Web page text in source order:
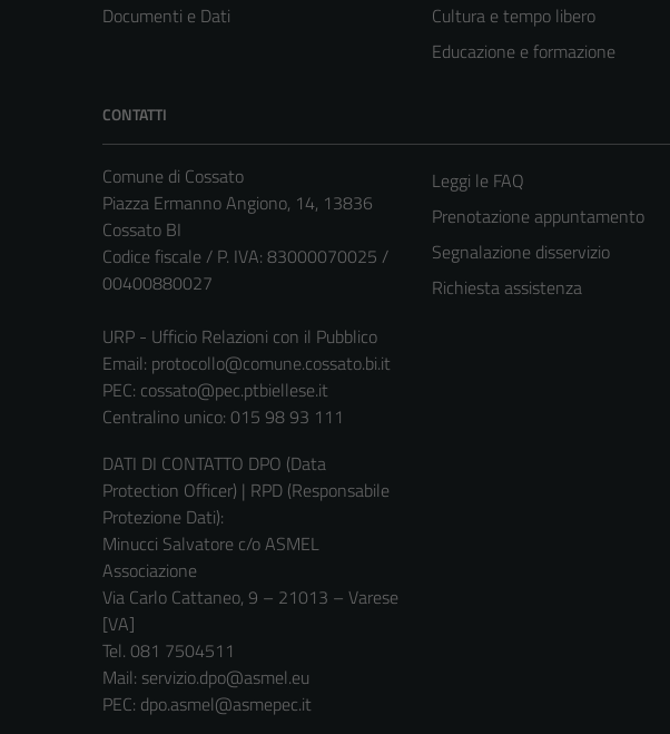
Documenti e Dati
Cultura e tempo libero
Educazione e formazione
CONTATTI
Comune di Cossato
Piazza Ermanno Angiono, 14, 13836
Cossato BI
Codice fiscale / P. IVA: 83000070025 /
00400880027
URP - Ufficio Relazioni con il Pubblico
Email: protocollo@comune.cossato.bi.it
PEC: cossato@pec.ptbiellese.it
Centralino unico: 015 98 93 111
DATI DI CONTATTO DPO (Data
Protection Officer) | RPD (Responsabile
Protezione Dati):
Minucci Salvatore c/o ASMEL
Associazione
Via Carlo Cattaneo, 9 – 21013 – Varese
[VA]
Tel. 081 7504511
Mail: servizio.dpo@asmel.eu
PEC: dpo.asmel@asmepec.it
Leggi le FAQ
Prenotazione appuntamento
Segnalazione disservizio
Richiesta assistenza